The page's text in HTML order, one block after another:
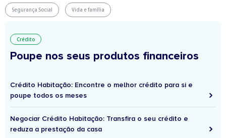
Segurança Social Vida e família
Crédito
Poupe nos seus produtos financeiros
Crédito Habitação: Encontre o melhor crédito para si e
poupe todos os meses
Negociar Crédito Habitação: Transfira o seu crédito e
reduza a prestação da casa